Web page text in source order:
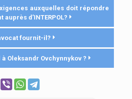
auxquelles doit répondre
d’INTERPOL?
fournit-il?
Oleksandr Ovchynnykov ?